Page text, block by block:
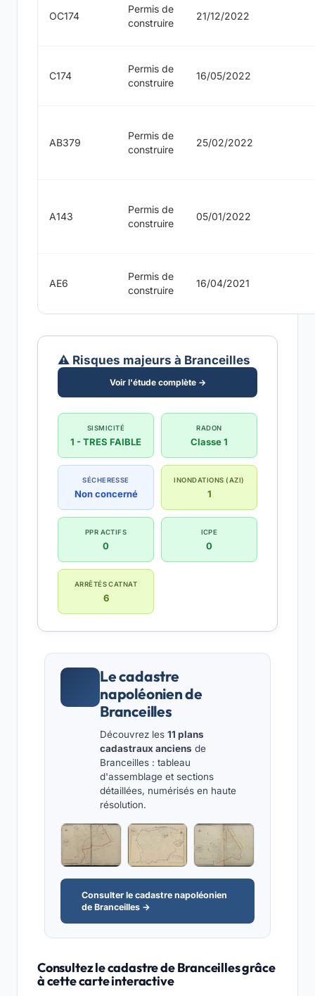
OC174
Permis de
construire
21/12/2022
C174
Permis de
construire
16/05/2022
AB379
Permis de
construire
25/02/2022
A143
Permis de
construire
05/01/2022
AE6
Permis de
construire
16/04/2021
⚠️ Risques majeurs à Branceilles
Voir l'étude complète →
SISMICITÉ
1 - TRES FAIBLE
RADON
Classe 1
SÉCHERESSE
Non concerné
INONDATIONS (AZI)
1
PPR ACTIFS
0
ICPE
0
ARRÊTÉS CATNAT
6
Le cadastre
napoléonien de
Branceilles
Découvrez les 11 plans
cadastraux anciens de
Branceilles : tableau
d'assemblage et sections
détaillées, numérisés en haute
résolution.
Consulter le cadastre napoléonien
de Branceilles →
Consultez le cadastre de Branceilles grâce
à cette carte interactive